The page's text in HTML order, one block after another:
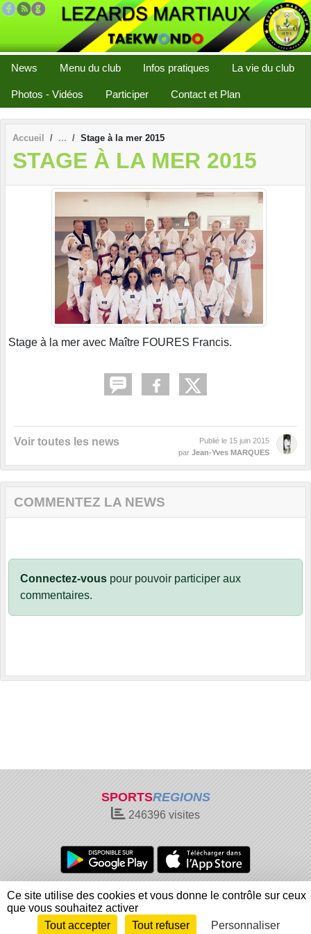
News Menu du club Infos pratiques La vie du club
Photos - Vidéos Participer Contact et Plan
Accueil Stage à la mer 2015
STAGE À LA MER 2015
Stage à la mer avec Maître FOURES Francis.
Voir toutes les news Publié le 15 juin 2015
par Jean-Yves MARQUES
COMMENTEZ LA NEWS
Connectez-vous pour pouvoir participer aux
commentaires.
SPORTSREGIONS
246396 visites
Charte cookies
Gestion des cookies
Informations légales
Signaler un contenu inapproprié
Envie de participer ?
Connexion
Panneau de gestion des cookies
Ce site utilise des cookies et vous donne le contrôle sur ceux
que vous souhaitez activer
Tout accepter
Tout refuser Personnaliser